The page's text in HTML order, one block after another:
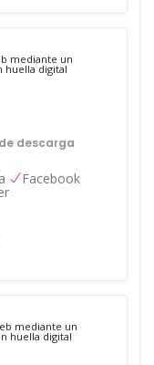
mediante un
huella digital
descarga
Facebook
mediante un
huella digital